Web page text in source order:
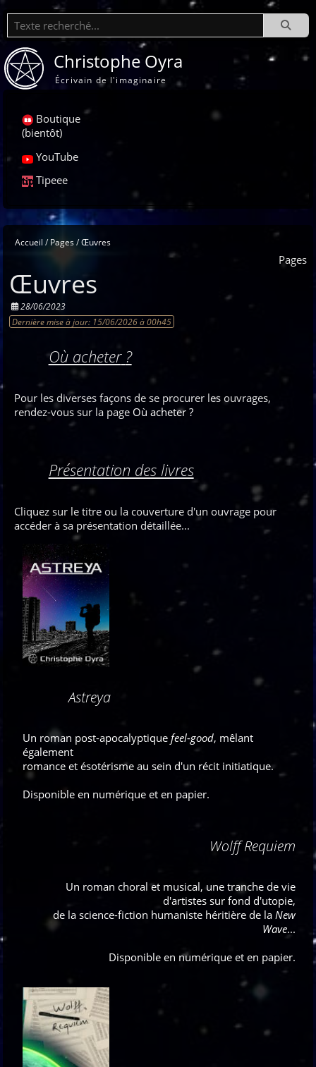
Recherche
Christophe Oyra
Écrivain de l'imaginaire
Boutique
(bientôt)
YouTube
Tipeee
Accueil Pages Œuvres
Pages
Œuvres
28/06/2023
Dernière mise à jour: 15/06/2026 à 00h45
Où acheter ?
Pour les diverses façons de se procurer les ouvrages,
rendez-vous sur la page Où acheter ?
Présentation des livres
Cliquez sur le titre ou la couverture d'un ouvrage pour
accéder à sa présentation détaillée...
Astreya
Un roman post-apocalyptiquefeel-good, mêlant
également
romance et ésotérisme au sein d'un récit initiatique.
Disponible en numérique et en papier.
Wolff Requiem
Un roman choral et musical, une tranche de vie
d'artistes sur fond d'utopie,
de la science-fiction humaniste héritière de la New
Wave...
Disponible en numérique et en papier.